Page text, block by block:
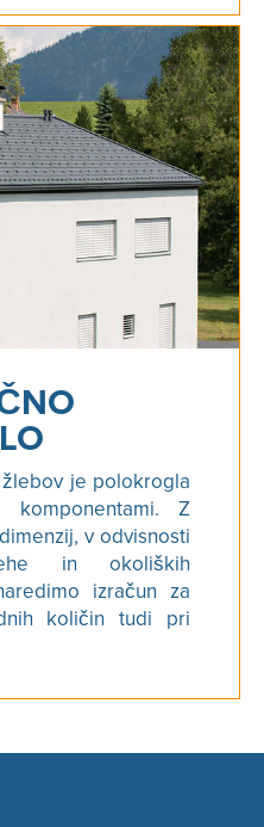
je polokrogla
Z
v odvisnosti
in okoliških
izračun za
količin tudi pri